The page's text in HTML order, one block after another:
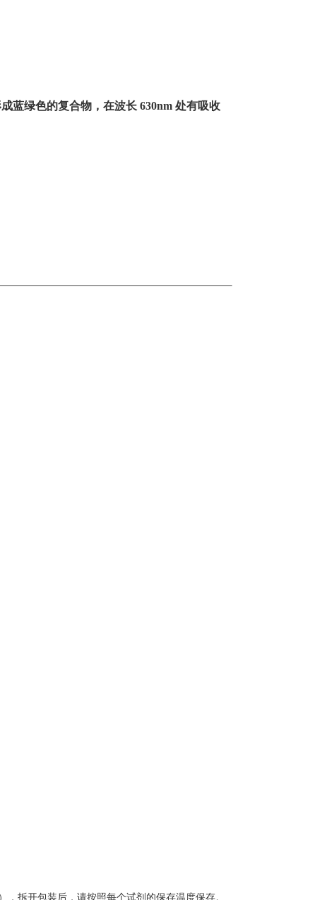
蓝绿色的复合物，在波长 630nm 处有吸收
拆开包装后，请按照每个试剂的保存温度保存。